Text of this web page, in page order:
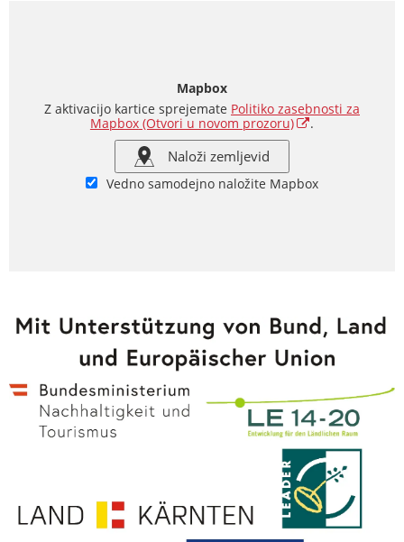
Mapbox
Z aktivacijo kartice sprejemate Politiko zasebnosti za
Mapbox(Otvori u novom prozoru) .
Naloži zemljevid
Vedno samodejno naložite Mapbox